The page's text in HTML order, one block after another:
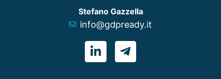
Stefano Gazzella
info@gdpready.it